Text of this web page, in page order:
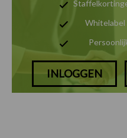
Whitelabel
INLOGGEN